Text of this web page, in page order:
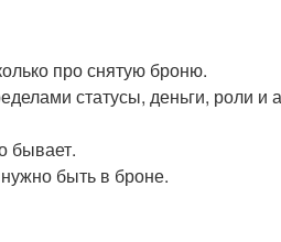
про снятую броню.
статусы, деньги, роли и
бывает.
быть в броне.